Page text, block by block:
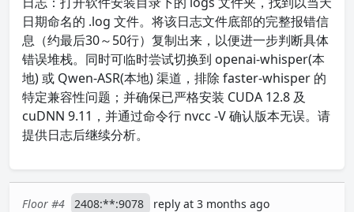
日期命名的 .log 文件。将该日志文件底部的完整报错信
息（约最后30～50行）复制出来，以便进一步判断具体
错误堆栈。同时可临时尝试切换到 openai-whisper(本
地) 或 Qwen-ASR(本地) 渠道，排除 faster-whisper 的
特定兼容性问题；并确保已严格安装 CUDA 12.8 及
cuDNN 9.11，并通过命令行 nvcc -V 确认版本无误。请
提供日志后继续分析。
Floor #4 2408:**:9078 reply at 3 months ago